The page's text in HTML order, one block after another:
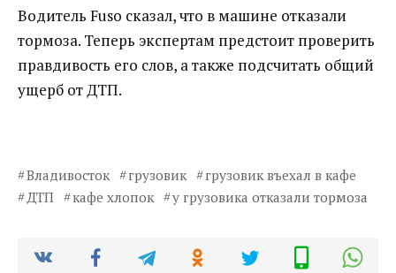
Водитель Fuso сказал, что в машине отказали
тормоза. Теперь экспертам предстоит проверить
правдивость его слов, а также подсчитать общий
ущерб от ДТП.
Владивосток грузовик
грузовик въехал в кафе
ДТП
кафе хлопок у грузовика отказали тормоза